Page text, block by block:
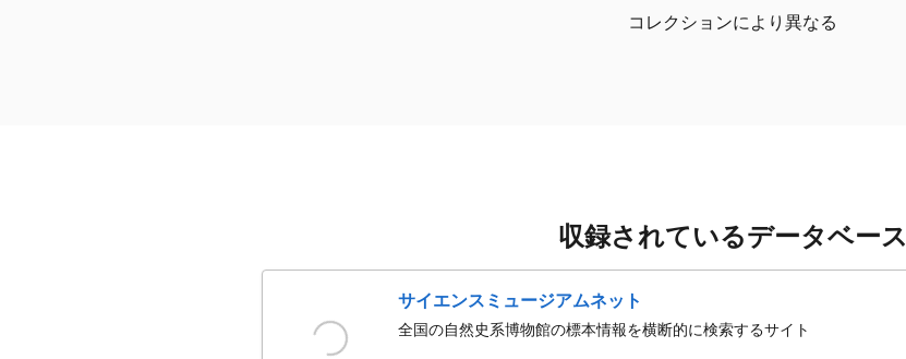
コレクションにより異なる
収録されているデータベース
サイエンスミュージアムネット
全国の自然史系博物館の標本情報を横断的に検索するサイト